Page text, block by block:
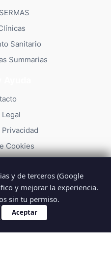
Sanitario
Summarias
Cookies
oficial de los profesionales del
112
y de terceros (Google
y mejorar la experiencia.
sin tu permiso.
Aceptar